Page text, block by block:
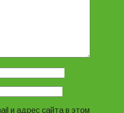
и адрес сайта в этом